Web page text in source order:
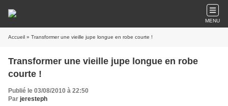
MENU
Accueil » Transformer une vieille jupe longue en robe courte !
Transformer une vieille jupe longue en robe
courte !
Publié le 03/08/2010 à 22:50
Par jeresteph